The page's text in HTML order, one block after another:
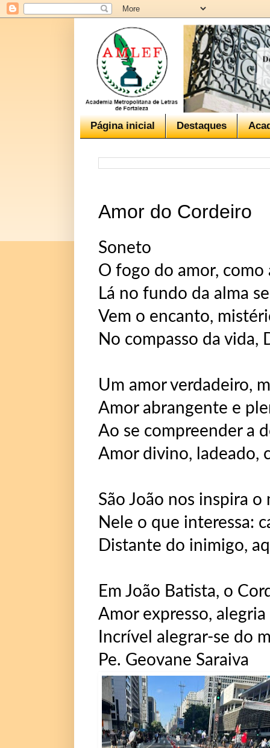
Página inicial Destaques
Amor do Cordeiro
Soneto
O fogo do amor, como
Lá no fundo da alma
Vem o encanto,
No compasso da vida,
Um amor verdadeiro,
Amor abrangente e
Ao se compreender a
Amor divino, ladeado,
São João nos inspira o
Nele o que interessa:
Distante do inimigo,
Em João Batista, o
Amor expresso,
Incrível alegrar-se do
Pe. Geovane Saraiva